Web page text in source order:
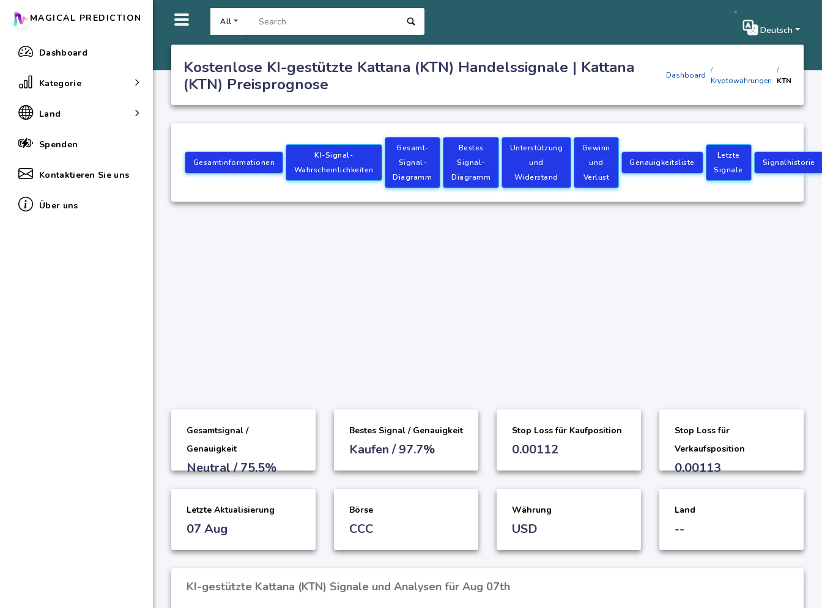
All
Deutsch
MAGICAL PREDICTION
Dashboard
Kategorie
Land
Spenden
Kontaktieren Sie uns
Über uns
Kostenlose KI-gestützte Kattana (KTN) Handelssignale | Kattana
(KTN) Preisprognose
Dashboard
Kryptowährungen KTN
Gesamtinformationen
KI-Signal-
Wahrscheinlichkeiten
Gesamt-
Signal-
Diagramm
Bestes
Signal-
Diagramm
Unterstützung
und
Widerstand
Gewinn
und
Verlust
Genauigkeitsliste
Letzte
Signale
Signalhistorie
Gesamtsignal /
Genauigkeit
Neutral / 75.5%
Bestes Signal / Genauigkeit
Kaufen / 97.7%
Stop Loss für Kaufposition
0.00112
Stop Loss für
Verkaufsposition
0.00113
Letzte Aktualisierung
07 Aug
Börse
CCC
Währung
USD
Land
--
KI-gestützte Kattana (KTN) Signale und Analysen für Aug 07th